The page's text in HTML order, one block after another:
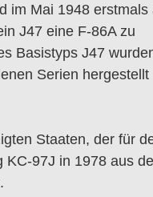
im Mai 1948 erstmals
J47 eine F-86A zu
Basistyps J47
Serien hergestellt
Staaten, der für
KC-97J in 1978 aus